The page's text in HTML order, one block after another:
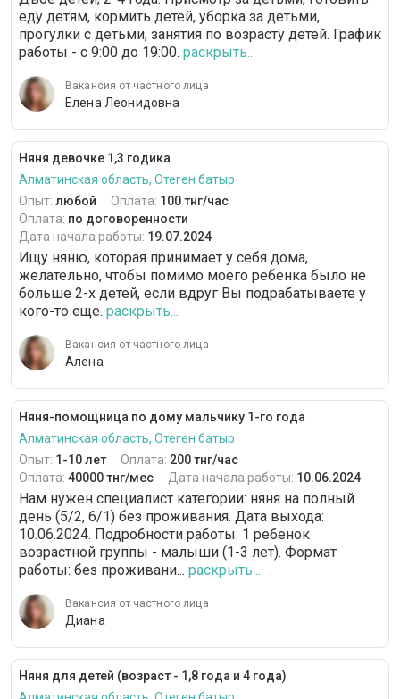
еду детям, кормить детей, уборка за детьми,
прогулки с детьми, занятия по возрасту детей. График
работы - с 9:00 до 19:00. раскрыть...
Вакансия от частного лица
Елена Леонидовна
Няня девочке 1,3 годика
Алматинская область, Отеген батыр
Опыт: любой Оплата: 100 тнг/час
Оплата: по договоренности
Дата начала работы: 19.07.2024
Ищу няню, которая принимает у себя дома,
желательно, чтобы помимо моего ребенка было не
больше 2-х детей, если вдруг Вы подрабатываете у
кого-то еще. раскрыть...
Вакансия от частного лица
Алена
Няня-помощница по дому мальчику 1-го года
Алматинская область, Отеген батыр
Опыт: 1-10 лет Оплата: 200 тнг/час
Оплата: 40000 тнг/мес Дата начала работы: 10.06.2024
Нам нужен специалист категории: няня на полный
день (5/2, 6/1) без проживания. Дата выхода:
10.06.2024. Подробности работы: 1 ребенок
возрастной группы - малыши (1-3 лет). Формат
работы: без проживани... раскрыть...
Вакансия от частного лица
Диана
Няня для детей (возраст - 1,8 года и 4 года)